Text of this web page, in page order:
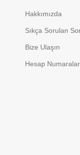
Hakkımızda
Sıkça Sorulan
Bize Ulaşın
Hesap